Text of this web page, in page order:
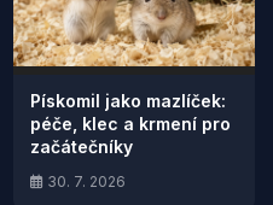
Pískomil jako mazlíček:
péče, klec a krmení pro
začátečníky
30. 7. 2026